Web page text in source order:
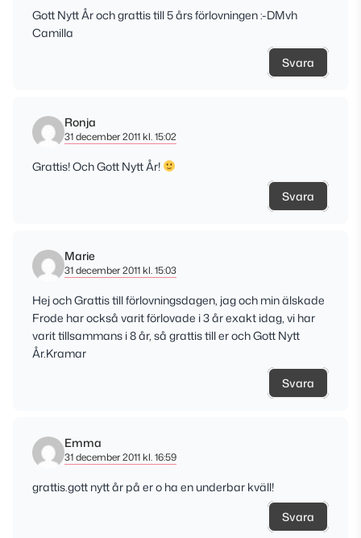
Gott Nytt År och grattis till 5 års förlovningen :-DMvh
Camilla
Svara
Ronja
31 december 2011 kl. 15:02
Grattis! Och Gott Nytt År!
Svara
Marie
31 december 2011 kl. 15:03
Hej och Grattis till förlovningsdagen, jag och min älskade
Frode har också varit förlovade i 3 år exakt idag, vi har
varit tillsammans i 8 år, så grattis till er och Gott Nytt
År.Kramar
Svara
Emma
31 december 2011 kl. 16:59
grattis.gott nytt år på er o ha en underbar kväll!
Svara